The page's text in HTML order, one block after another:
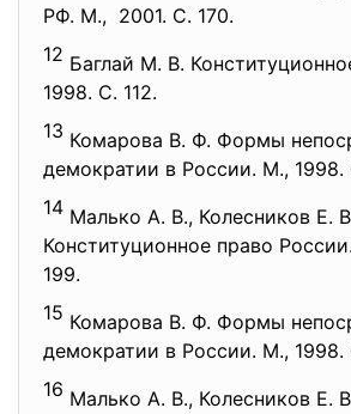
РФ. М., 2001. С. 170.
12 Баглай М. В.
1998. С. 112.
13 Комарова В. Ф. Формы
демократии в России. М., 1998.
14 Малько А. В., Колесников Е.
Конституционное право
199.
15 Комарова В. Ф. Формы
демократии в России. М., 1998.
16 Малько А. В., Колесников Е. В